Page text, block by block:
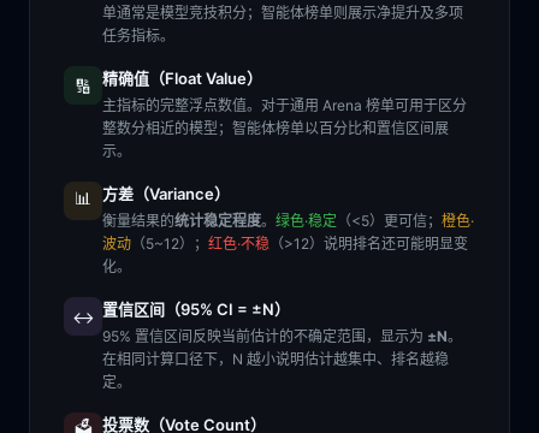
单通常是模型竞技积分；智能体榜单则展示净提升及多项
任务指标。
🔢 精确值（Float Value）
主指标的完整浮点数值。对于通用 Arena 榜单可用于区分
整数分相近的模型；智能体榜单以百分比和置信区间展
示。
📊 方差（Variance）
衡量结果的统计稳定程度。 绿色·稳定 （<5）更可信； 橙色·
波动 （5~12）； 红色·不稳 （>12）说明排名还可能明显变
化。
↔️ 置信区间（95% CI = ±N）
95% 置信区间反映当前估计的不确定范围，显示为 ±N。
在相同计算口径下，N 越小说明估计越集中、排名越稳
定。
🗳️ 投票数（Vote Count）